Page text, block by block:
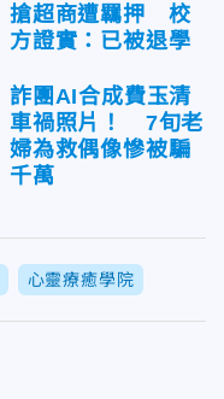
搶超商遭羈押 校
方證實：已被退學
詐團AI合成費玉清
車禍照片！ 7旬老
婦為救偶像慘被騙
千萬
心靈療癒學院